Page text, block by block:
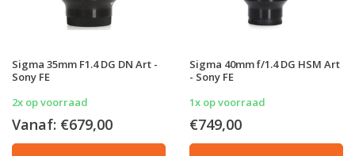
Sigma 35mm F1.4 DG DN Art -
Sony FE
2x op voorraad
Vanaf: €679,00
Sigma 40mm f/1.4 DG HSM Art
- Sony FE
1x op voorraad
€749,00